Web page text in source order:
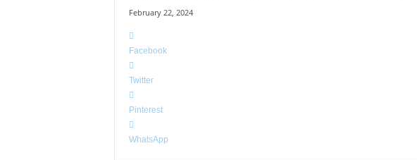
February 22, 2024
Facebook
Twitter
Pinterest
WhatsApp